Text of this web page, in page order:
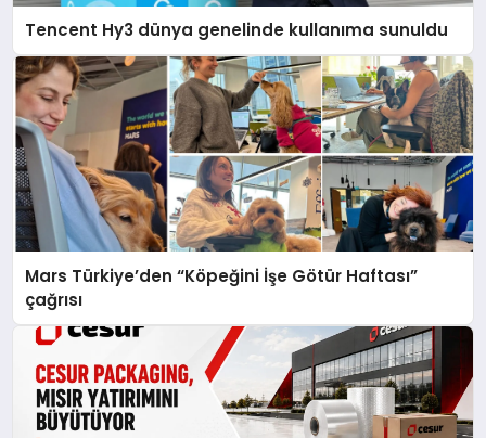
Tencent Hy3 dünya genelinde kullanıma sunuldu
Mars Türkiye’den “Köpeğini İşe Götür Haftası”
çağrısı